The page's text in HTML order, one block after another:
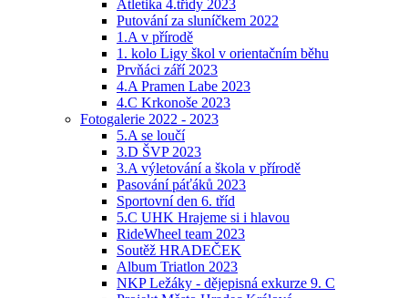
Atletika 4.třídy 2023
Putování za sluníčkem 2022
1.A v přírodě
1. kolo Ligy škol v orientačním běhu
Prvňáci září 2023
4.A Pramen Labe 2023
4.C Krkonoše 2023
Fotogalerie 2022 - 2023
5.A se loučí
3.D ŠVP 2023
3.A výletování a škola v přírodě
Pasování páťáků 2023
Sportovní den 6. tříd
5.C UHK Hrajeme si i hlavou
RideWheel team 2023
Soutěž HRADEČEK
Album Triatlon 2023
NKP Ležáky - dějepisná exkurze 9. C